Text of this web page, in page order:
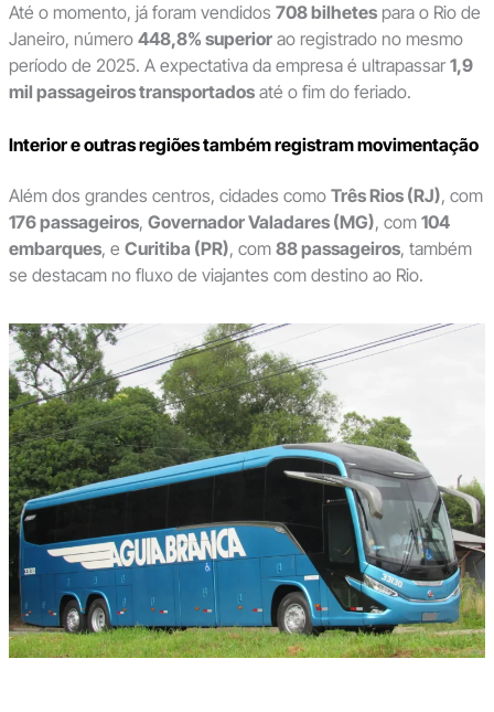
Até o momento, já foram vendidos 708 bilhetespara o Rio de
Janeiro, número 448,8% superiorao registrado no mesmo
período de 2025. A expectativa da empresa é ultrapassar 1,9
mil passageiros transportadosaté o fim do feriado.
Interior e outras regiões também registram movimentação
Além dos grandes centros, cidades como Três Rios (RJ), com
176 passageiros, Governador Valadares (MG), com 104
embarques, e Curitiba (PR), com 88 passageiros, também
se destacam no fluxo de viajantes com destino ao Rio.